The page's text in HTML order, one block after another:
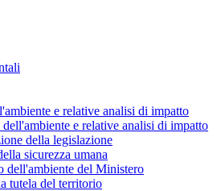
e relative analisi di impatto
e relative analisi di impatto
della legislazione
sicurezza umana
dell'ambiente del Ministero
tutela del territorio